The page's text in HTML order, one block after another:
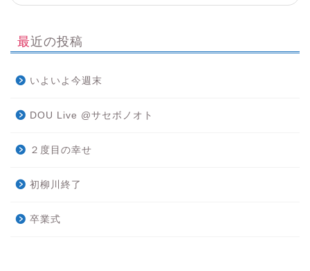
最近の投稿
いよいよ今週末
DOU Live @サセボノオト
２度目の幸せ
初柳川終了
卒業式